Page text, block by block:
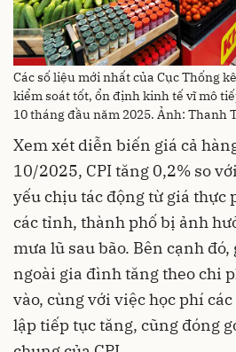
Các số liệu mới nhất của Cục Thống
kiểm soát tốt, ổn định kinh tế vĩ mô
10 tháng đầu năm 2025. Ảnh: Thanh
Xem xét diễn biến giá cả
10/2025, CPI tăng 0,2% so
yếu chịu tác động từ giá thực
các tỉnh, thành phố bị ảnh
mưa lũ sau bão. Bên cạnh
ngoài gia đình tăng theo chi
vào, cùng với việc học phí
lập tiếp tục tăng, cũng đóng